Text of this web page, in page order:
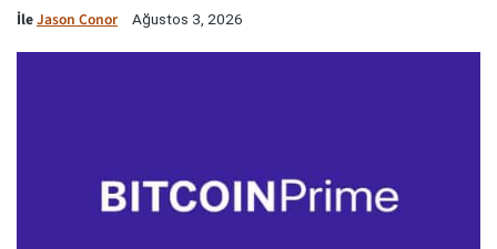
İleJason Conor Ağustos 3, 2026